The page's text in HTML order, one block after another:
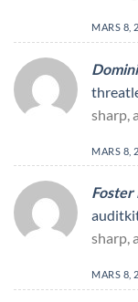
MARS 8,
sharp,
MARS 8,
Foster
sharp,
MARS 8,